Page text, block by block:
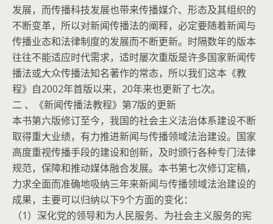
发展，而传播科技发展也带来传播媒介、形态及其组织的
不断变革，所以对新闻传播法的阐释，必定要随着新闻与
传播业态和法律制度的发展而不断更新。时隔数年的版本
往往不能适应时代需求，适时屡次重版是许多国家新闻传
播法或大众传播法知名著作的常态，所以我们这本《教
程》自2002年首版以来，20年来也更新了七次。
二 、《新闻传播法教程》第7版的更新
本书第六版修订至今，我国的社会主义法治体系建设不断
取得重大业绩，有力推进新闻与传播领域法治建设。国家
高度重视传播手段的建设和创新，及时颁行各种专门法律
规范，保障和推动媒体融合发展。本书第七次修订定稿，
力求全面而准确地吸纳三年来新闻与传播领域法治建设的
成果，主要可以归纳以下9个方面的变化：
（1）深化党的领导和为人民服务、为社会主义服务的宪